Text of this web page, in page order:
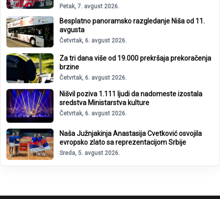
Petak, 7. avgust 2026.
Besplatno panoramsko razgledanje Niša od 11.
avgusta
Četvrtak, 6. avgust 2026.
Za tri dana više od 19.000 prekršaja prekoračenja
brzine
Četvrtak, 6. avgust 2026.
Nišvil poziva 1.111 ljudi da nadomeste izostala
sredstva Ministarstva kulture
Četvrtak, 6. avgust 2026.
Naša Južnjakinja Anastasija Cvetković osvojila
evropsko zlato sa reprezentacijom Srbije
Sreda, 5. avgust 2026.